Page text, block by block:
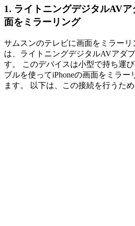
1. ライトニングデジタルAV
面をミラーリング
サムスンのテレビに画面をミラー
は、ライトニングデジタルAVアダ
す。 このデバイスは小型で持ち運
ブルを使ってiPhoneの画面をミラー
ます。 以下は、この接続を行うた